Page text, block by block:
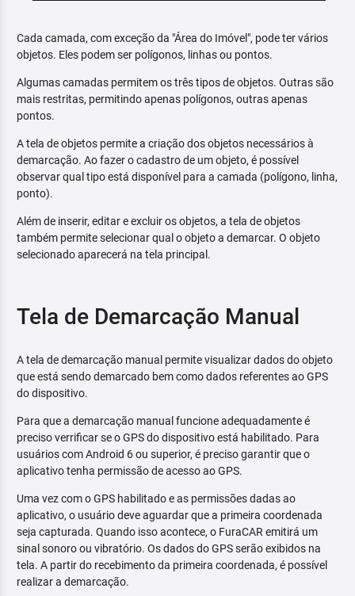
Cada camada, com exceção da "Área do Imóvel", pode ter vários
objetos. Eles podem ser polígonos, linhas ou pontos.
Algumas camadas permitem os três tipos de objetos. Outras são
mais restritas, permitindo apenas polígonos, outras apenas
pontos.
A tela de objetos permite a criação dos objetos necessários à
demarcação. Ao fazer o cadastro de um objeto, é possível
observar qual tipo está disponível para a camada (polígono, linha,
ponto).
Além de inserir, editar e excluir os objetos, a tela de objetos
também permite selecionar qual o objeto a demarcar. O objeto
selecionado aparecerá na tela principal.
Tela de Demarcação Manual
A tela de demarcação manual permite visualizar dados do objeto
que está sendo demarcado bem como dados referentes ao GPS
do dispositivo.
Para que a demarcação manual funcione adequadamente é
preciso verrificar se o GPS do dispositivo está habilitado. Para
usuários com Android 6 ou superior, é preciso garantir que o
aplicativo tenha permissão de acesso ao GPS.
Uma vez com o GPS habilitado e as permissões dadas ao
aplicativo, o usuário deve aguardar que a primeira coordenada
seja capturada. Quando isso acontece, o FuraCAR emitirá um
sinal sonoro ou vibratório. Os dados do GPS serão exibidos na
tela. A partir do recebimento da primeira coordenada, é possível
realizar a demarcação.